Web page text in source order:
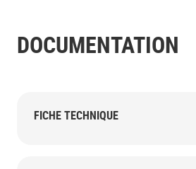
DOCUMENTATION
FICHE TECHNIQUE